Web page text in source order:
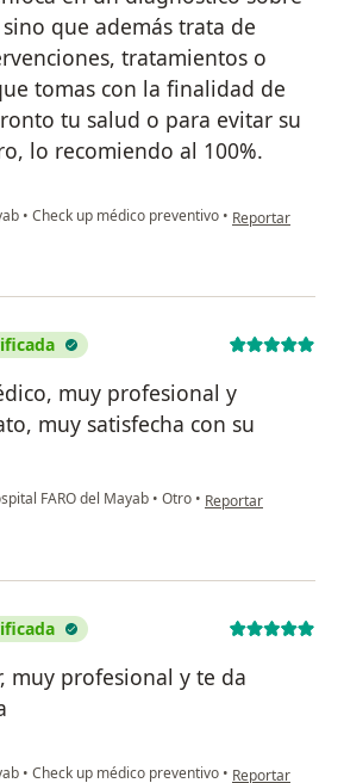
que además trata de
tratamientos o
tomas con la finalidad de
tu salud o para evitar su
lo recomiendo al 100%.
• Check up médico preventivo • en opinión del
Reportar
muy profesional y
muy satisfecha con su
FARO del Mayab • Otro • en opinión del
Reportar
muy profesional y te da
• Check up médico preventivo • en opinión del
Reportar